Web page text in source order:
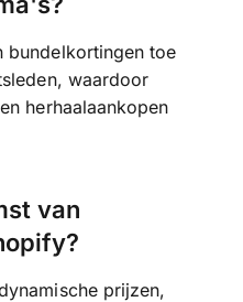
bundelkortingen toe
waardoor
herhaalaankopen
van
prijzen,